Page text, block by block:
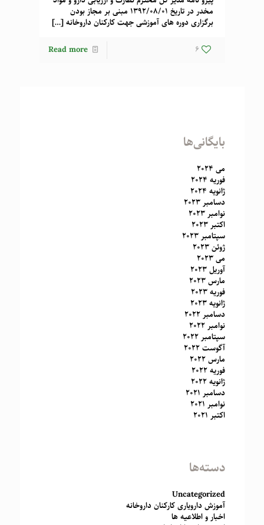
مخدر در تاریخ 1392/08/01 مبنی بر مجاز بودن
برگزاری دوره های آموزشی جهت کارکنان داروخانه[…]
6
Read more
بایگانی‌ها
می 2024
فوریه 2024
ژانویه 2024
دسامبر 2023
نوامبر 2023
اکتبر 2023
سپتامبر 2023
ژوئن 2023
می 2023
آوریل 2023
مارس 2023
فوریه 2023
ژانویه 2023
دسامبر 2022
نوامبر 2022
سپتامبر 2022
آگوست 2022
مارس 2022
فوریه 2022
ژانویه 2022
دسامبر 2021
نوامبر 2021
اکتبر 2021
دسته‌ها
Uncategorized
آموزش دارویاری کارکنان داروخانه
اخبار و اطلاعیه ها